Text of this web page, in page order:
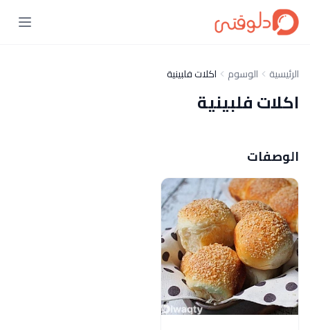
الرئيسية الوسوم اكلات فلبينية
اكلات فلبينية
الوصفات